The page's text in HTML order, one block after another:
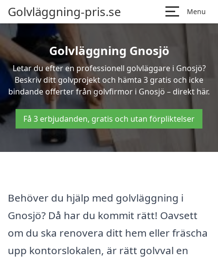
Golvläggning-pris.se Menu
Golvläggning Gnosjö
Letar du efter en professionell golvläggare i Gnosjö?
Beskriv ditt golvprojekt och hämta 3 gratis och icke
bindande offerter från golvfirmor i Gnosjö – direkt här.
Få 3 erbjudanden, gratis och utan förpliktelser
Behöver du hjälp med golvläggning i
Gnosjö? Då har du kommit rätt! Oavsett
om du ska renovera ditt hem eller fräscha
upp kontorslokalen, är rätt golvval en